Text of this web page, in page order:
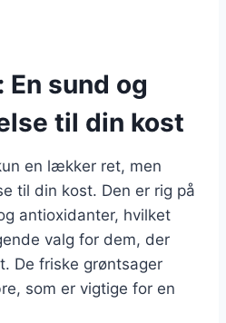
sund og
til din kost
en lækker ret, men
til din kost. Den er rig på
antioxidanter, hvilket
valg for dem, der
De friske grøntsager
som er vigtige for en